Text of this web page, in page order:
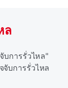
ล
บการรั่วไหล"
บการรั่วไหล